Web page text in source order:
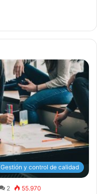
Gestión y control de calidad
2 55.970